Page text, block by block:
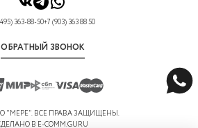
363-88-50+7 (903) 363 88 50
ОБРАТНЫЙ ЗВОНОК
"МЕРЕ". ВСЕ ПРАВА ЗАЩИЩЕНЫ.
В E-COMM.GURU